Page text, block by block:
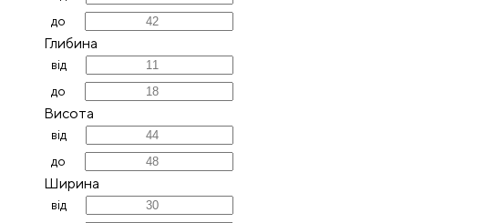
до
Глибина
від
до
Висота
від
до
Ширина
від